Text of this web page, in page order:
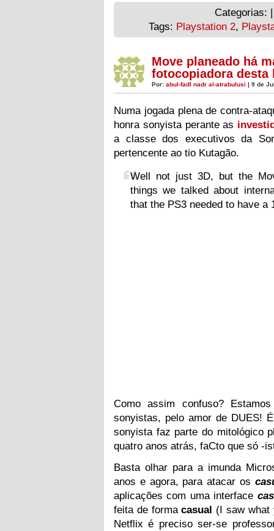
Categorias:
Tags: Playstation 2,
Move planeado há
fotocopiadora desta
Por: abul-fadl nadr al-atrabulusi | 9 de
Numa jogada plena de contra-
honra sonyista perante as
a classe dos executivos da
pertencente ao tio Kutagão.
Well not just 3D, but the
things we talked about
that the PS3 needed to have a
Como assim confuso?
sonyistas, pelo amor de DUES!
sonyista faz parte do mitológico
quatro anos atrás, faCto que só -
Basta olhar para a imunda
anos e agora, para atacar os
aplicações com uma interface
feita de formacasual (I saw what
Netflix é preciso ser-se